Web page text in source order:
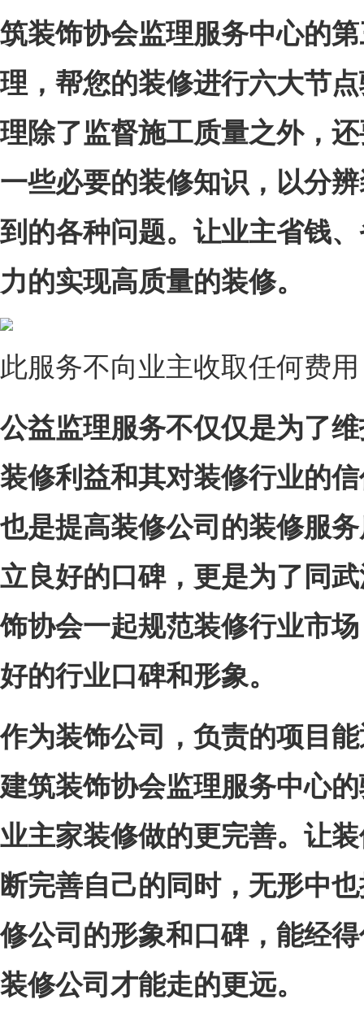
筑装饰协会监理服务中心的
理，帮您的装修进行六大节
理除了监督施工质量之外，
一些必要的装修知识，以分
到的各种问题。让业主省钱
力的实现高质量的装修。
此服务不向业主收取任何费
公益监理服务不仅仅是为了
装修利益和其对装修行业的
也是提高装修公司的装修服
立良好的口碑，更是为了同
饰协会一起规范装修行业市
好的行业口碑和形象。
作为装饰公司， 负责的项目
建筑装饰协会监理服务中心的
业主家装修做的更完善。 让
断完善自己的同时，无形中
修公司 的形象和口碑，能经
装修公司才能走的更远。